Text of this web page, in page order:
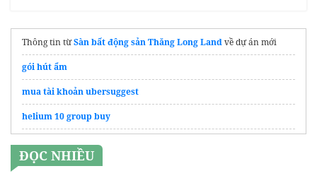
Thông tin từSàn bất động sản Thăng Long Landvề dự án mới
gói hút ẩm
mua tài khoản ubersuggest
helium 10 group buy
ĐỌC NHIỀU